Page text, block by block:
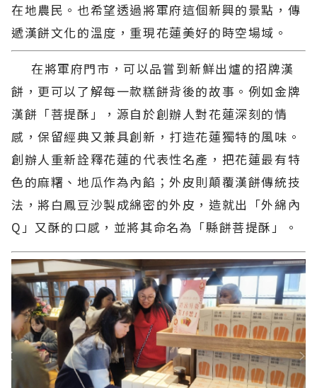
在地農民。也希望透過將軍府這個新興的景點，傳
遞漢餅文化的溫度，重現花蓮美好的時空場域。
在將軍府門市，可以品嘗到新鮮出爐的招牌漢
餅，更可以了解每一款糕餅背後的故事。例如金牌
漢餅「菩提酥」，源自於創辦人對花蓮深刻的情
感，保留經典又兼具創新，打造花蓮獨特的風味。
創辦人重新詮釋花蓮的代表性名產，把花蓮最有特
色的麻糬、地瓜作為內餡；外皮則顛覆漢餅傳統技
法，將白鳳豆沙製成綿密的外皮，造就出「外綿內
Q」又酥的口感，並將其命名為「縣餅菩提酥」。